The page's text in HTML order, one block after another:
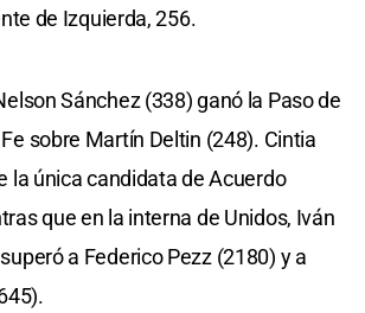
de Izquierda, 256.
Sánchez (338) ganó la Paso de
sobre Martín Deltin (248). Cintia
la única candidata de Acuerdo
que en la interna de Unidos, Iván
a Federico Pezz (2180) y a